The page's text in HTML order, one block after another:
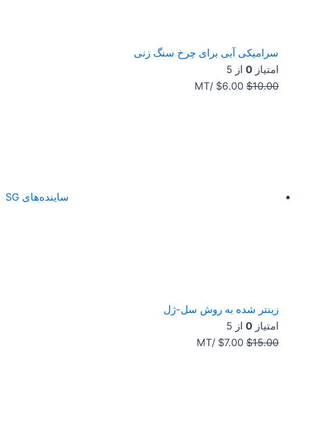
سرامیکی آبی برای چرخ سنگ زنی
امتیاز 0از 5
$10.00
$6.00
/MT
ساینده‌های SG
زینتر شده به روش سل-ژل
امتیاز 0از 5
$15.00
$7.00
/MT